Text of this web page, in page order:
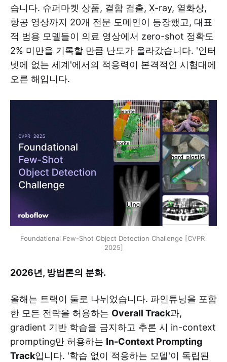
습니다. 슈퍼마켓 상품, 결함 검출, X-ray, 열화상,
항공 영상까지 20개 전문 도메인이 등장했고, 대표
적 범용 모델들이 의료 영상에서 zero-shot 정확도
2% 미만을 기록할 만큼 난도가 올라갔습니다. '인터
넷에 없는 세계'에서의 적응력이 본격적인 시험대에
오른 해입니다.
Foundational Few-Shot Object Detection Challenge [CVPR
2025]
2026년, 방법론의 분화.
올해는 트랙이 둘로 나뉘었습니다. 파인튜닝을 포함
한 모든 전략을 허용하는 Overall Track과,
gradient 기반 학습을 금지하고 추론 시 in-context
prompting만 허용하는 In-Context Prompting
Track입니다. '학습 없이 적응하는 모델'이 독립된